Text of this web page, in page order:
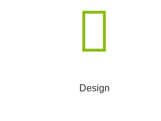
Design